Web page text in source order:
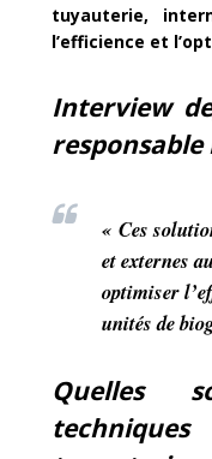
tuyauterie,
l’efficience et
Interview de
« Ces
et externes
optimiser
unités de
Quelles